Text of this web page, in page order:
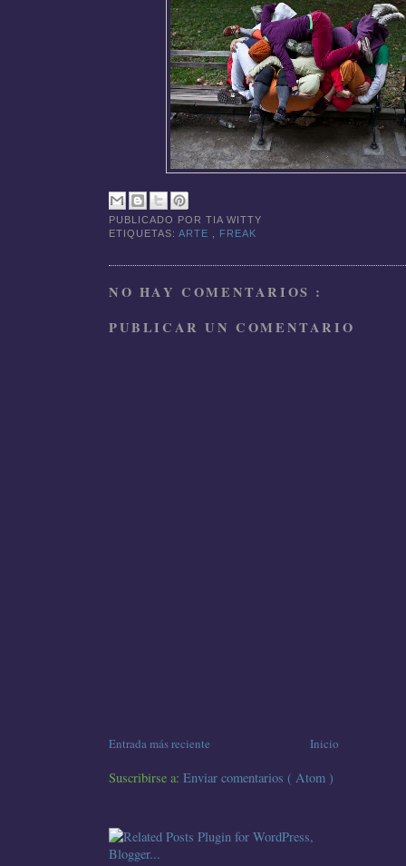
PUBLICADO PORTIA WITTY
ETIQUETAS:ARTE FREAK
NO HAY COMENTARIOS :
PUBLICAR UN COMENTARIO
Entrada más reciente Inicio
Suscribirse a: Enviar comentarios ( Atom )